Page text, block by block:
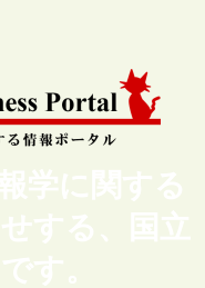
学に関する
する、国立
す。